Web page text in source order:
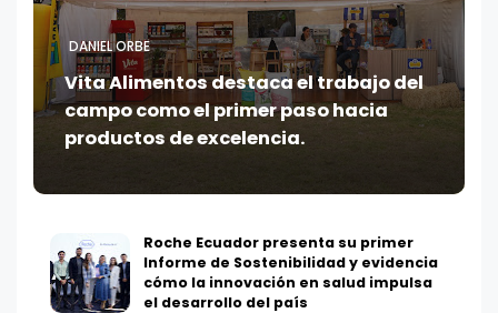
DANIEL ORBE
Vita Alimentos destaca el trabajo del
campo como el primer paso hacia
productos de excelencia.
Roche Ecuador presenta su primer
Informe de Sostenibilidad y evidencia
cómo la innovación en salud impulsa
el desarrollo del país